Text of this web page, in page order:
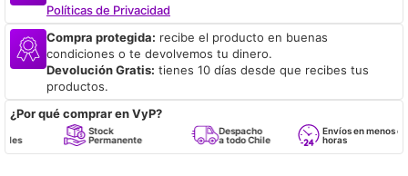
Políticas de Privacidad
Compra protegida: recibe el producto en buenas
condiciones o te devolvemos tu dinero.
Devolución Gratis: tienes 10 días desde que recibes tus
productos.
¿Por qué comprar en VyP?
Stock
Permanente
Despacho
a todo Chile
Envíos en menos de 24
horas